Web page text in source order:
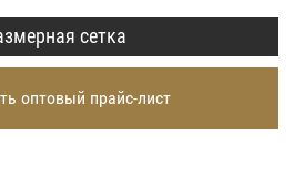
сетка
оптовый прайс-лист